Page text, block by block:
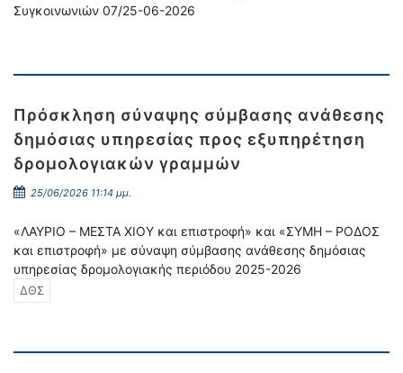
Συγκοινωνιών 07/25-06-2026
Πρόσκληση σύναψης σύμβασης ανάθεσης
δημόσιας υπηρεσίας προς εξυπηρέτηση
δρομολογιακών γραμμών
25/06/2026 11:14 μμ.
«ΛΑΥΡΙΟ – ΜΕΣΤΑ ΧΙΟΥ και επιστροφή» και «ΣΥΜΗ – ΡΟΔΟΣ
και επιστροφή» με σύναψη σύμβασης ανάθεσης δημόσιας
υπηρεσίας δρομολογιακής περιόδου 2025-2026
ΔΘΣ